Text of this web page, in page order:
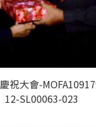
祝大會-
12-SL00063-023